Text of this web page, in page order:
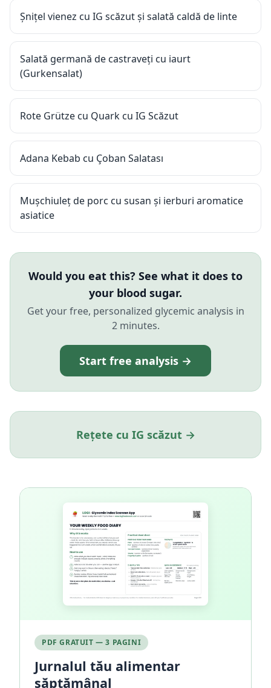
Șnițel vienez cu IG scăzut și salată caldă de linte
Salată germană de castraveți cu iaurt
(Gurkensalat)
Rote Grütze cu Quark cu IG Scăzut
Adana Kebab cu Çoban Salatası
Mușchiuleț de porc cu susan și ierburi aromatice
asiatice
Would you eat this? See what it does to
your blood sugar.
Get your free, personalized glycemic analysis in
2 minutes.
Start free analysis →
Rețete cu IG scăzut →
PDF GRATUIT — 3 PAGINI
Jurnalul tău alimentar
săptămânal